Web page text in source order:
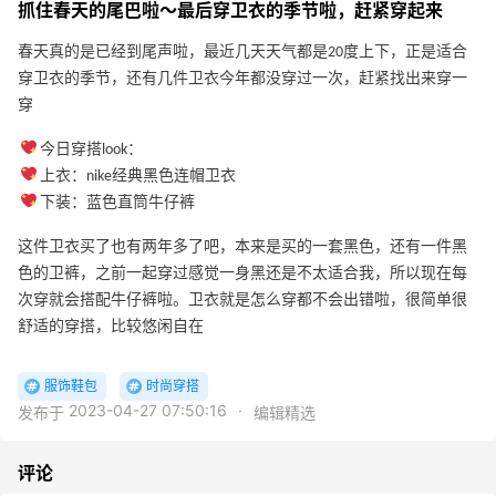
抓住春天的尾巴啦～最后穿卫衣的季节啦，赶紧穿起来
春天真的是已经到尾声啦，最近几天天气都是20度上下，正是适合
穿卫衣的季节，还有几件卫衣今年都没穿过一次，赶紧找出来穿一
穿
今日穿搭look：
上衣：nike经典黑色连帽卫衣
下装：蓝色直筒牛仔裤
这件卫衣买了也有两年多了吧，本来是买的一套黑色，还有一件黑
色的卫裤，之前一起穿过感觉一身黑还是不太适合我，所以现在每
次穿就会搭配牛仔裤啦。卫衣就是怎么穿都不会出错啦，很简单很
舒适的穿搭，比较悠闲自在
服饰鞋包 时尚穿搭
发布于 2023-04-27 07:50:16 · 编辑精选
评论